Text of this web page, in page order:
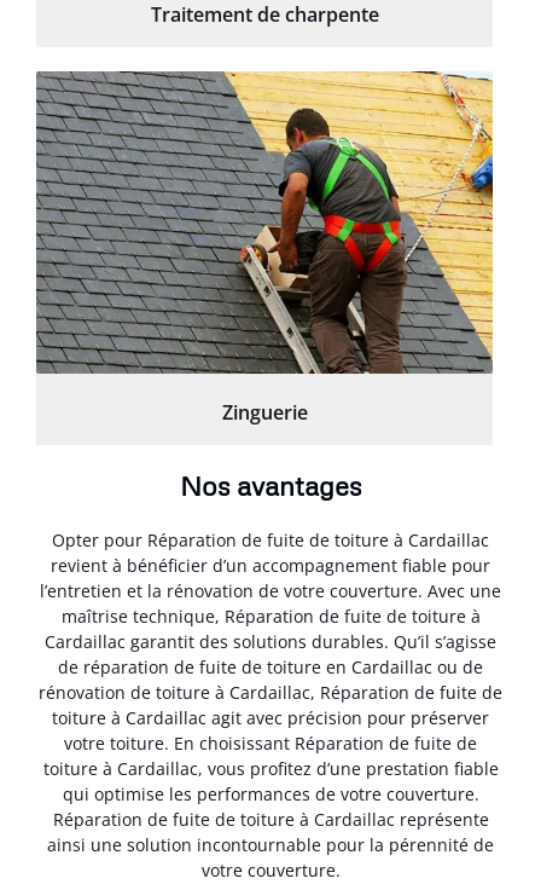
Traitement de charpente
Zinguerie
Nos avantages
Opter pour Réparation de fuite de toiture à Cardaillac
revient à bénéficier d’un accompagnement fiable pour
l’entretien et la rénovation de votre couverture. Avec une
maîtrise technique, Réparation de fuite de toiture à
Cardaillac garantit des solutions durables. Qu’il s’agisse
de réparation de fuite de toiture en Cardaillac ou de
rénovation de toiture à Cardaillac, Réparation de fuite de
toiture à Cardaillac agit avec précision pour préserver
votre toiture. En choisissant Réparation de fuite de
toiture à Cardaillac, vous profitez d’une prestation fiable
qui optimise les performances de votre couverture.
Réparation de fuite de toiture à Cardaillac représente
ainsi une solution incontournable pour la pérennité de
votre couverture.